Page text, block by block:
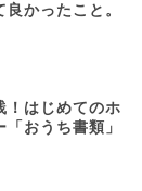
かったこと。
！はじめてのホ
おうち書類」